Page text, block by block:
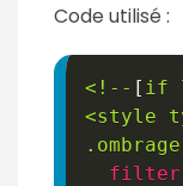
Code utilisé :
<!-- [ if
<style
.ombrage
filter